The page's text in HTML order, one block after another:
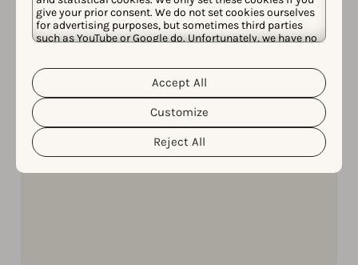
give your prior consent. We do not set cookies ourselves
for advertising purposes, but sometimes third parties
such as YouTube or Google do. Unfortunately, we have no
personal data and the different cookies we use, please
read our
Cookie Policy&Privacy Policy
customize your cookie settings and preferences by
clicking the “Customize” button.
Reject All
Customize
Accept All
人工智能 (AI)
APRIL 15, 2026
如何利用 Reddit 提高您的应用可见度
Ryan Angerami